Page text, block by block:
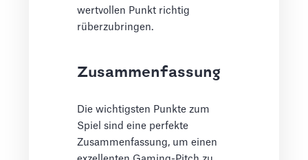
wertvollen Punkt richtig
rüberzubringen.
Zusammenfassung
Die wichtigsten Punkte zum
Spiel sind eine perfekte
Zusammenfassung, um einen